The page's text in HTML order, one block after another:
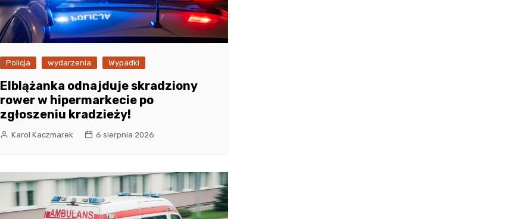
Policja wydarzenia Wypadki
Elblążanka odnajduje skradziony
rower w hipermarkecie po
zgłoszeniu kradzieży!
Karol Kaczmarek 6 sierpnia 2026